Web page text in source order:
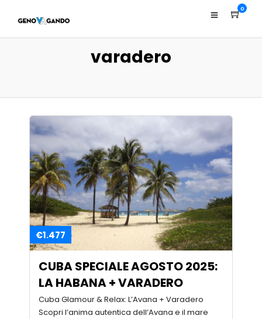
0
varadero
€1.477
CUBA SPECIALE AGOSTO 2025:
LA HABANA + VARADERO
Cuba Glamour & Relax: L’Avana + Varadero
Scopri l’anima autentica dell’Avana e il mare